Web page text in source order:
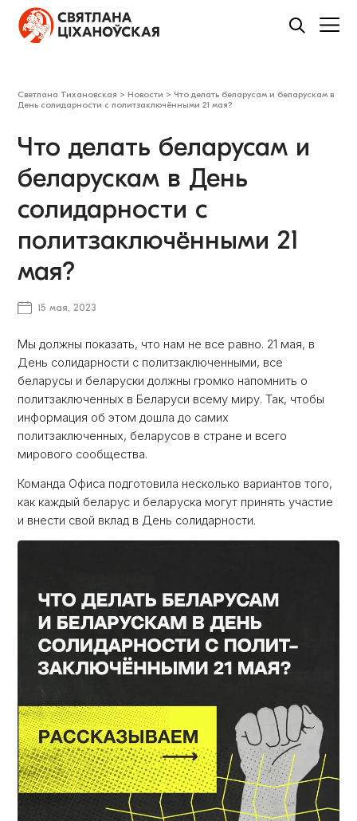
Светлана Тихановская > Новости > Что делать беларусам и беларускам в
День солидарности с политзаключёнными 21 мая?
Что делать беларусам и
беларускам в День
солидарности с
политзаключёнными 21
мая?
15 мая, 2023
Мы должны показать, что нам не все равно. 21 мая, в
День солидарности с политзаключенными, все
беларусы и беларуски должны громко напомнить о
политзаключенных в Беларуси всему миру. Так, чтобы
информация об этом дошла до самих
политзаключенных, беларусов в стране и всего
мирового сообщества.
Команда Офиса подготовила несколько вариантов того,
как каждый беларус и беларуска могут принять участие
и внести свой вклад в День солидарности.